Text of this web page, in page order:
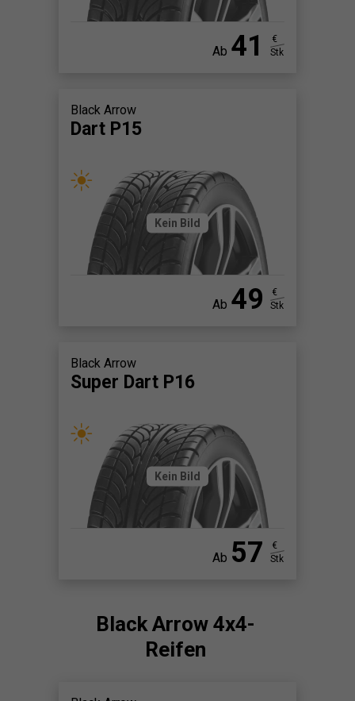
Ab 41
€
Stk
Black Arrow
Dart P15
Kein Bild
Ab 49
€
Stk
Black Arrow
Super Dart P16
Kein Bild
Ab 57
€
Stk
Black Arrow 4x4-
Reifen